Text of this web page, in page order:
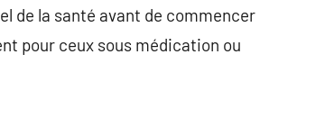
de la santé avant de commencer
pour ceux sous médication ou